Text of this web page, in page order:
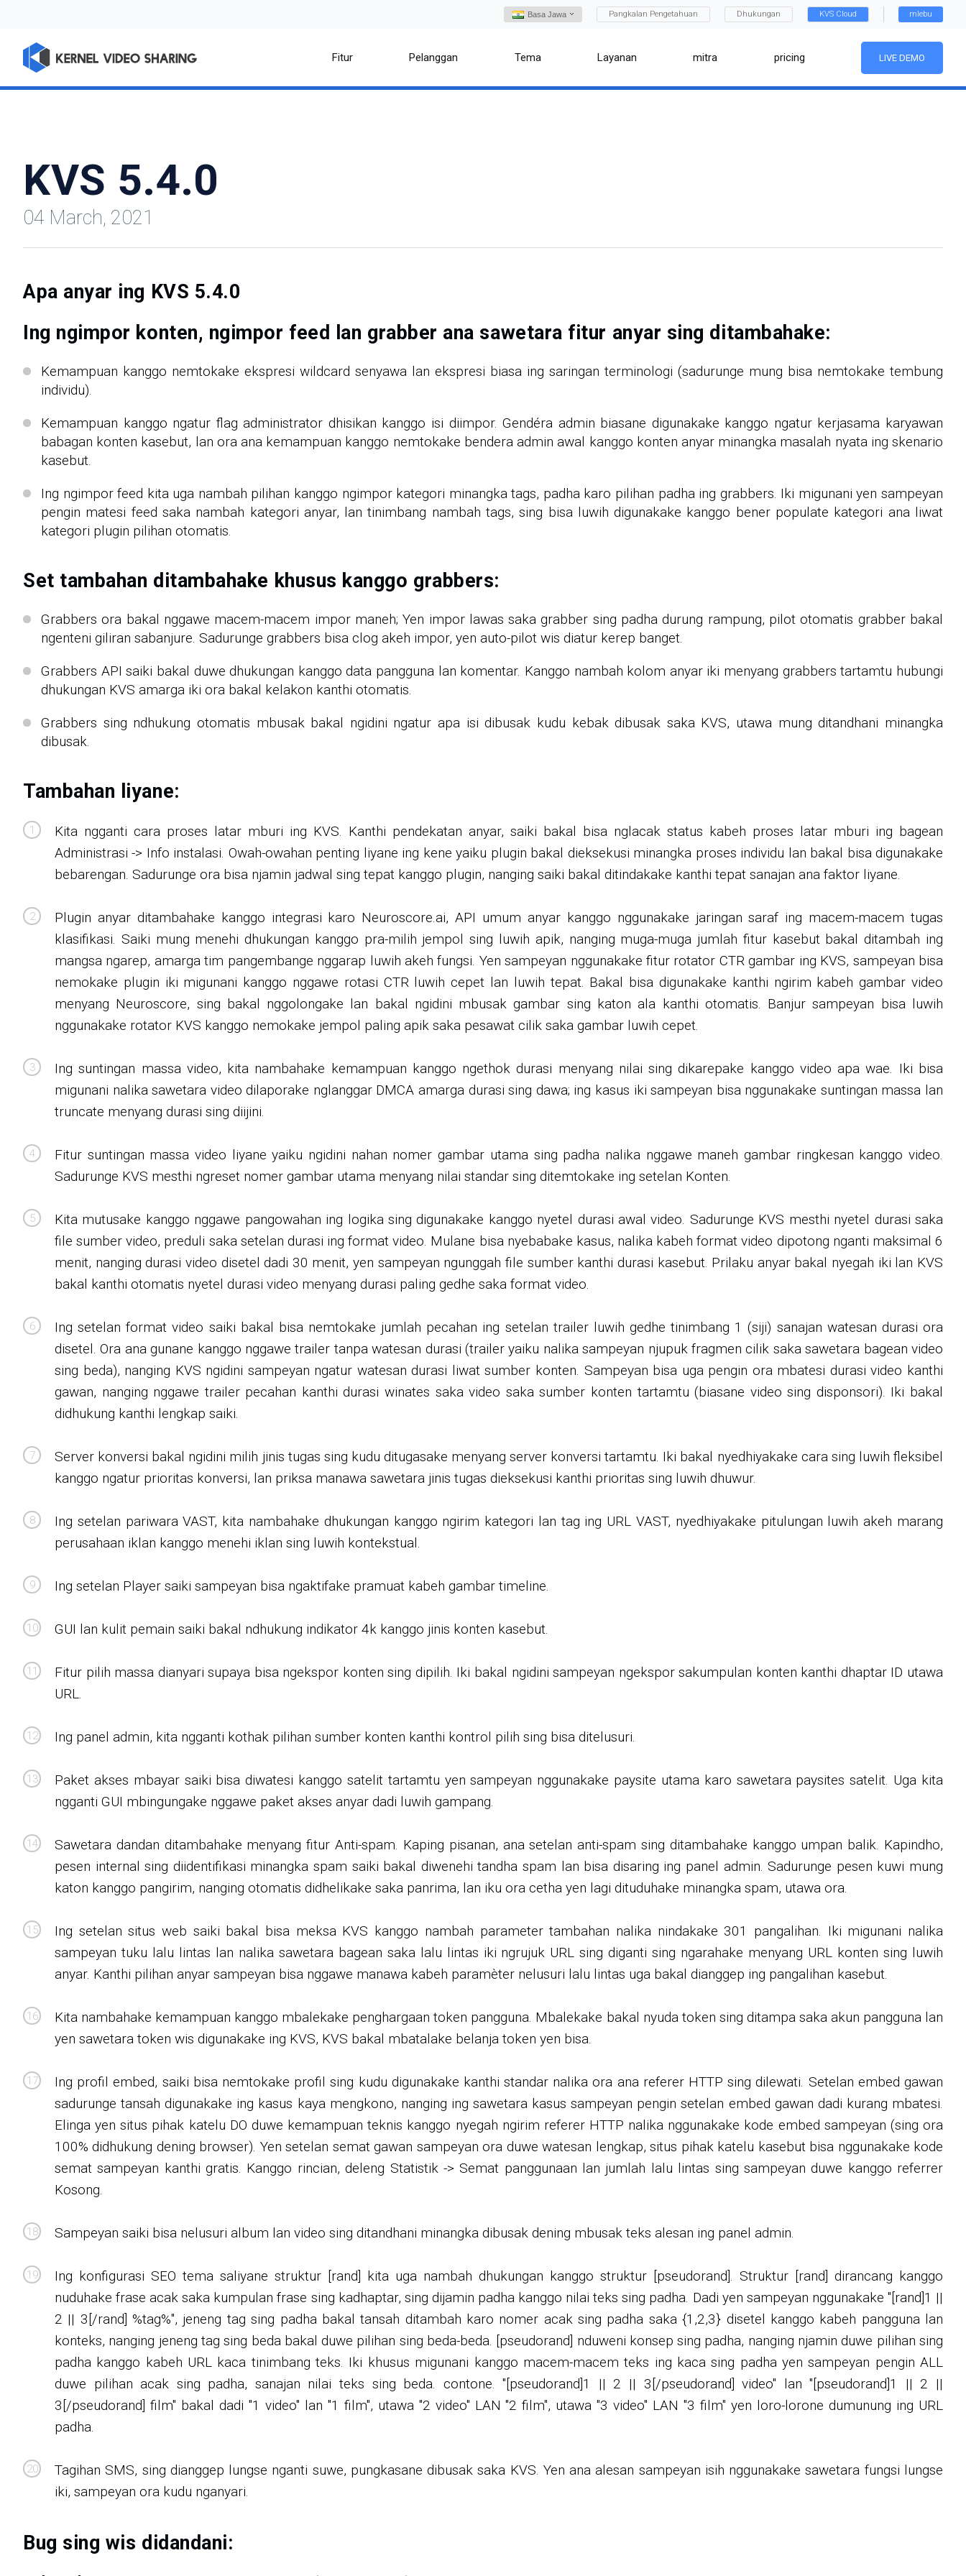
Basa Jawa Pangkalan Pengetahuan Dhukungan KVS Cloud mlebu
Fitur Pelanggan Tema Layanan mitra pricing LIVE DEMO
KVS 5.4.0
04 March, 2021
Apa anyar ing KVS 5.4.0
Ing ngimpor konten, ngimpor feed lan grabber ana sawetara fitur anyar sing ditambahake:
Kemampuan kanggo nemtokake ekspresi wildcard senyawa lan ekspresi biasa ing saringan terminologi (sadurunge mung bisa nemtokake tembung
individu).
Kemampuan kanggo ngatur flag administrator dhisikan kanggo isi diimpor. Gendéra admin biasane digunakake kanggo ngatur kerjasama karyawan
babagan konten kasebut, lan ora ana kemampuan kanggo nemtokake bendera admin awal kanggo konten anyar minangka masalah nyata ing skenario
kasebut.
Ing ngimpor feed kita uga nambah pilihan kanggo ngimpor kategori minangka tags, padha karo pilihan padha ing grabbers. Iki migunani yen sampeyan
pengin matesi feed saka nambah kategori anyar, lan tinimbang nambah tags, sing bisa luwih digunakake kanggo bener populate kategori ana liwat
kategori plugin pilihan otomatis.
Set tambahan ditambahake khusus kanggo grabbers:
Grabbers ora bakal nggawe macem-macem impor maneh; Yen impor lawas saka grabber sing padha durung rampung, pilot otomatis grabber bakal
ngenteni giliran sabanjure. Sadurunge grabbers bisa clog akeh impor, yen auto-pilot wis diatur kerep banget.
Grabbers API saiki bakal duwe dhukungan kanggo data pangguna lan komentar. Kanggo nambah kolom anyar iki menyang grabbers tartamtu hubungi
dhukungan KVS amarga iki ora bakal kelakon kanthi otomatis.
Grabbers sing ndhukung otomatis mbusak bakal ngidini ngatur apa isi dibusak kudu kebak dibusak saka KVS, utawa mung ditandhani minangka
dibusak.
Tambahan liyane:
Kita ngganti cara proses latar mburi ing KVS. Kanthi pendekatan anyar, saiki bakal bisa nglacak status kabeh proses latar mburi ing bagean
Administrasi -> Info instalasi. Owah-owahan penting liyane ing kene yaiku plugin bakal dieksekusi minangka proses individu lan bakal bisa digunakake
bebarengan. Sadurunge ora bisa njamin jadwal sing tepat kanggo plugin, nanging saiki bakal ditindakake kanthi tepat sanajan ana faktor liyane.
Plugin anyar ditambahake kanggo integrasi karo Neuroscore.ai, API umum anyar kanggo nggunakake jaringan saraf ing macem-macem tugas
klasifikasi. Saiki mung menehi dhukungan kanggo pra-milih jempol sing luwih apik, nanging muga-muga jumlah fitur kasebut bakal ditambah ing
mangsa ngarep, amarga tim pangembange nggarap luwih akeh fungsi. Yen sampeyan nggunakake fitur rotator CTR gambar ing KVS, sampeyan bisa
nemokake plugin iki migunani kanggo nggawe rotasi CTR luwih cepet lan luwih tepat. Bakal bisa digunakake kanthi ngirim kabeh gambar video
menyang Neuroscore, sing bakal nggolongake lan bakal ngidini mbusak gambar sing katon ala kanthi otomatis. Banjur sampeyan bisa luwih
nggunakake rotator KVS kanggo nemokake jempol paling apik saka pesawat cilik saka gambar luwih cepet.
Ing suntingan massa video, kita nambahake kemampuan kanggo ngethok durasi menyang nilai sing dikarepake kanggo video apa wae. Iki bisa
migunani nalika sawetara video dilaporake nglanggar DMCA amarga durasi sing dawa; ing kasus iki sampeyan bisa nggunakake suntingan massa lan
truncate menyang durasi sing diijini.
Fitur suntingan massa video liyane yaiku ngidini nahan nomer gambar utama sing padha nalika nggawe maneh gambar ringkesan kanggo video.
Sadurunge KVS mesthi ngreset nomer gambar utama menyang nilai standar sing ditemtokake ing setelan Konten.
Kita mutusake kanggo nggawe pangowahan ing logika sing digunakake kanggo nyetel durasi awal video. Sadurunge KVS mesthi nyetel durasi saka
file sumber video, preduli saka setelan durasi ing format video. Mulane bisa nyebabake kasus, nalika kabeh format video dipotong nganti maksimal 6
menit, nanging durasi video disetel dadi 30 menit, yen sampeyan ngunggah file sumber kanthi durasi kasebut. Prilaku anyar bakal nyegah iki lan KVS
bakal kanthi otomatis nyetel durasi video menyang durasi paling gedhe saka format video.
Ing setelan format video saiki bakal bisa nemtokake jumlah pecahan ing setelan trailer luwih gedhe tinimbang 1 (siji) sanajan watesan durasi ora
disetel. Ora ana gunane kanggo nggawe trailer tanpa watesan durasi (trailer yaiku nalika sampeyan njupuk fragmen cilik saka sawetara bagean video
sing beda), nanging KVS ngidini sampeyan ngatur watesan durasi liwat sumber konten. Sampeyan bisa uga pengin ora mbatesi durasi video kanthi
gawan, nanging nggawe trailer pecahan kanthi durasi winates saka video saka sumber konten tartamtu (biasane video sing disponsori). Iki bakal
didhukung kanthi lengkap saiki.
Server konversi bakal ngidini milih jinis tugas sing kudu ditugasake menyang server konversi tartamtu. Iki bakal nyedhiyakake cara sing luwih fleksibel
kanggo ngatur prioritas konversi, lan priksa manawa sawetara jinis tugas dieksekusi kanthi prioritas sing luwih dhuwur.
Ing setelan pariwara VAST, kita nambahake dhukungan kanggo ngirim kategori lan tag ing URL VAST, nyedhiyakake pitulungan luwih akeh marang
perusahaan iklan kanggo menehi iklan sing luwih kontekstual.
Ing setelan Player saiki sampeyan bisa ngaktifake pramuat kabeh gambar timeline.
GUI lan kulit pemain saiki bakal ndhukung indikator 4k kanggo jinis konten kasebut.
Fitur pilih massa dianyari supaya bisa ngekspor konten sing dipilih. Iki bakal ngidini sampeyan ngekspor sakumpulan konten kanthi dhaptar ID utawa
URL.
Ing panel admin, kita ngganti kothak pilihan sumber konten kanthi kontrol pilih sing bisa ditelusuri.
Paket akses mbayar saiki bisa diwatesi kanggo satelit tartamtu yen sampeyan nggunakake paysite utama karo sawetara paysites satelit. Uga kita
ngganti GUI mbingungake nggawe paket akses anyar dadi luwih gampang.
Sawetara dandan ditambahake menyang fitur Anti-spam. Kaping pisanan, ana setelan anti-spam sing ditambahake kanggo umpan balik. Kapindho,
pesen internal sing diidentifikasi minangka spam saiki bakal diwenehi tandha spam lan bisa disaring ing panel admin. Sadurunge pesen kuwi mung
katon kanggo pangirim, nanging otomatis didhelikake saka panrima, lan iku ora cetha yen lagi dituduhake minangka spam, utawa ora.
Ing setelan situs web saiki bakal bisa meksa KVS kanggo nambah parameter tambahan nalika nindakake 301 pangalihan. Iki migunani nalika
sampeyan tuku lalu lintas lan nalika sawetara bagean saka lalu lintas iki ngrujuk URL sing diganti sing ngarahake menyang URL konten sing luwih
anyar. Kanthi pilihan anyar sampeyan bisa nggawe manawa kabeh paramèter nelusuri lalu lintas uga bakal dianggep ing pangalihan kasebut.
Kita nambahake kemampuan kanggo mbalekake penghargaan token pangguna. Mbalekake bakal nyuda token sing ditampa saka akun pangguna lan
yen sawetara token wis digunakake ing KVS, KVS bakal mbatalake belanja token yen bisa.
Ing profil embed, saiki bisa nemtokake profil sing kudu digunakake kanthi standar nalika ora ana referer HTTP sing dilewati. Setelan embed gawan
sadurunge tansah digunakake ing kasus kaya mengkono, nanging ing sawetara kasus sampeyan pengin setelan embed gawan dadi kurang mbatesi.
Elinga yen situs pihak katelu DO duwe kemampuan teknis kanggo nyegah ngirim referer HTTP nalika nggunakake kode embed sampeyan (sing ora
100% didhukung dening browser). Yen setelan semat gawan sampeyan ora duwe watesan lengkap, situs pihak katelu kasebut bisa nggunakake kode
semat sampeyan kanthi gratis. Kanggo rincian, deleng Statistik -> Semat panggunaan lan jumlah lalu lintas sing sampeyan duwe kanggo referrer
Kosong.
Sampeyan saiki bisa nelusuri album lan video sing ditandhani minangka dibusak dening mbusak teks alesan ing panel admin.
Ing konfigurasi SEO tema saliyane struktur [rand] kita uga nambah dhukungan kanggo struktur [pseudorand]. Struktur [rand] dirancang kanggo
nuduhake frase acak saka kumpulan frase sing kadhaptar, sing dijamin padha kanggo nilai teks sing padha. Dadi yen sampeyan nggunakake "[rand]1 ||
2 || 3[/rand] %tag%", jeneng tag sing padha bakal tansah ditambah karo nomer acak sing padha saka {1,2,3} disetel kanggo kabeh pangguna lan
konteks, nanging jeneng tag sing beda bakal duwe pilihan sing beda-beda. [pseudorand] nduweni konsep sing padha, nanging njamin duwe pilihan sing
padha kanggo kabeh URL kaca tinimbang teks. Iki khusus migunani kanggo macem-macem teks ing kaca sing padha yen sampeyan pengin ALL
duwe pilihan acak sing padha, sanajan nilai teks sing beda. contone. "[pseudorand]1 || 2 || 3[/pseudorand] video" lan "[pseudorand]1 || 2 ||
3[/pseudorand] film" bakal dadi "1 video" lan "1 film", utawa "2 video" LAN "2 film", utawa "3 video" LAN "3 film" yen loro-lorone dumunung ing URL
padha.
Tagihan SMS, sing dianggep lungse nganti suwe, pungkasane dibusak saka KVS. Yen ana alesan sampeyan isih nggunakake sawetara fungsi lungse
iki, sampeyan ora kudu nganyari.
Bug sing wis didandani: